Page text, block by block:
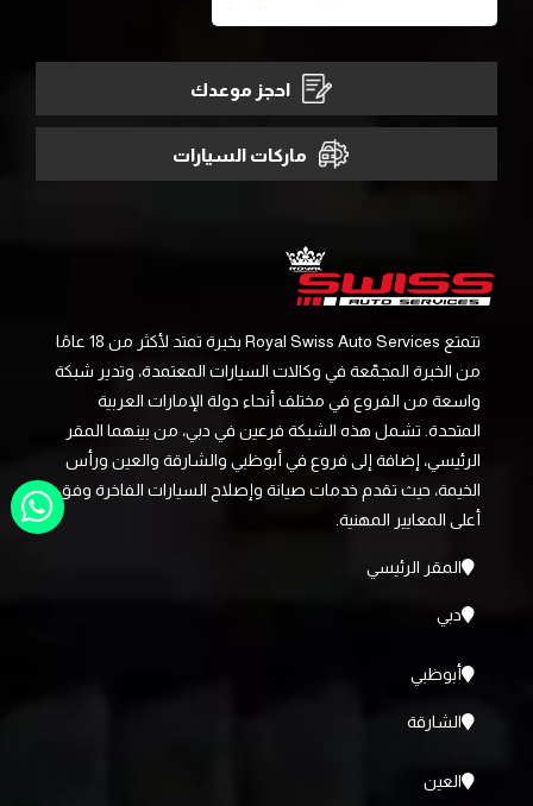
احجز موعدك
ماركات السيارات
تتمتع Royal Swiss Auto Services بخبرة تمتد لأكثر من 18 عامًا
من الخبرة المجمّعة في وكالات السيارات المعتمدة، وتدير شبكة
واسعة من الفروع في مختلف أنحاء دولة الإمارات العربية
المتحدة. تشمل هذه الشبكة فرعين في دبي، من بينهما المقر
الرئيسي، إضافة إلى فروع في أبوظبي والشارقة والعين ورأس
الخيمة، حيث تقدم خدمات صيانة وإصلاح السيارات الفاخرة وفق
أعلى المعايير المهنية.
المقر الرئيسي
دبي
أبوظبي
الشارقة
العين